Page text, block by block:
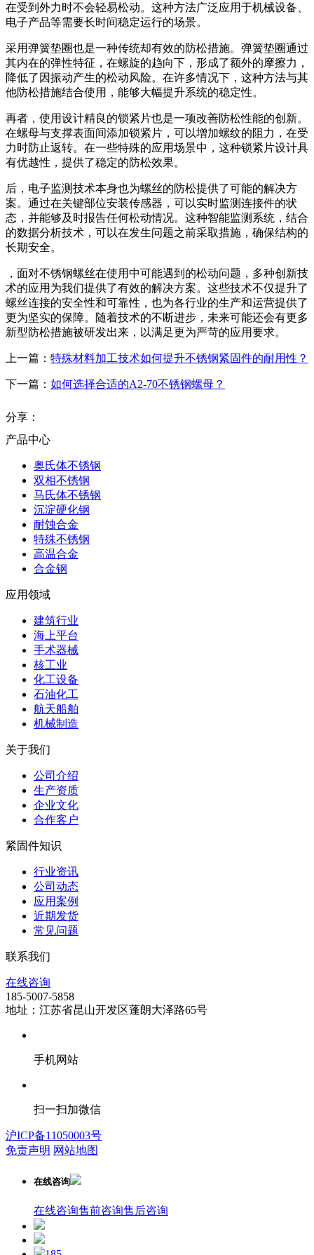
在受到外力时不会轻易松动。这种方法广泛应用于机械设备、
电子产品等需要长时间稳定运行的场景。
采用弹簧垫圈也是一种传统却有效的防松措施。弹簧垫圈通过
其内在的弹性特征，在螺旋的趋向下，形成了额外的摩擦力，
降低了因振动产生的松动风险。在许多情况下，这种方法与其
他防松措施结合使用，能够大幅提升系统的稳定性。
再者，使用设计精良的锁紧片也是一项改善防松性能的创新。
在螺母与支撑表面间添加锁紧片，可以增加螺纹的阻力，在受
力时防止返转。在一些特殊的应用场景中，这种锁紧片设计具
有优越性，提供了稳定的防松效果。
后，电子监测技术本身也为螺丝的防松提供了可能的解决方
案。通过在关键部位安装传感器，可以实时监测连接件的状
态，并能够及时报告任何松动情况。这种智能监测系统，结合
的数据分析技术，可以在发生问题之前采取措施，确保结构的
长期安全。
，面对不锈钢螺丝在使用中可能遇到的松动问题，多种创新技
术的应用为我们提供了有效的解决方案。这些技术不仅提升了
螺丝连接的安全性和可靠性，也为各行业的生产和运营提供了
更为坚实的保障。随着技术的不断进步，未来可能还会有更多
新型防松措施被研发出来，以满足更为严苛的应用要求。
上一篇： 特殊材料加工技术如何提升不锈钢紧固件的耐用性？
下一篇： 如何选择合适的A2-70不锈钢螺母？
分享：
产品中心
奥氏体不锈钢
双相不锈钢
马氏体不锈钢
沉淀硬化钢
耐蚀合金
特殊不锈钢
高温合金
合金钢
应用领域
建筑行业
海上平台
手术器械
核工业
化工设备
石油化工
航天船舶
机械制造
关于我们
公司介绍
生产资质
企业文化
合作客户
紧固件知识
行业资讯
公司动态
应用案例
近期发货
常见问题
联系我们
在线咨询
185-5007-5858
地址：江苏省昆山开发区蓬朗大泽路65号
手机网站
扫一扫加微信
沪ICP备11050003号
免责声明 网站地图
在线咨询
在线咨询售前咨询售后咨询